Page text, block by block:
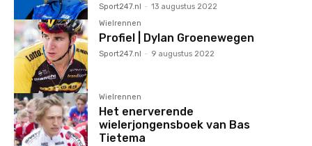
Sport247.nl - 13 augustus 2022
Wielrennen
Profiel | Dylan Groenewegen
Sport247.nl - 9 augustus 2022
Wielrennen
Het enerverende
wielerjongensboek van Bas
Tietema